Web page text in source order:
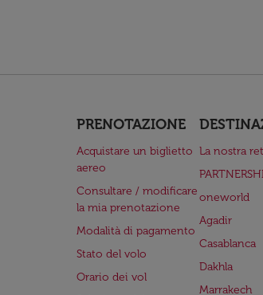
PRENOTAZIONE
Acquistare un biglietto
aereo
Consultare / modificare
la mia prenotazione
Modalità di pagamento
Stato del volo
Orario dei vol
La nostra
oneworld
Agadir
Casablanca
Dakhla
Marrakech